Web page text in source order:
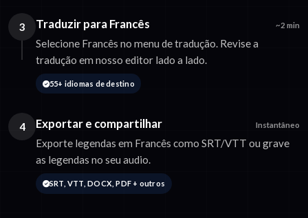
3 Traduzir para Francês ~2 min
Selecione Francês no menu de tradução. Revise a
tradução em nosso editor lado a lado.
55+ idiomas de destino
4 Exportar e compartilhar Instantâneo
Exporte legendas em Francês como SRT/VTT ou grave
as legendas no seu audio.
SRT, VTT, DOCX, PDF + outros